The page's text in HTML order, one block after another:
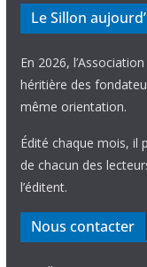
Le Sillon
En 2026,
héritière des
même orientation.
Édité chaque mois, il
de chacun des
l’éditent.
Nous contacter